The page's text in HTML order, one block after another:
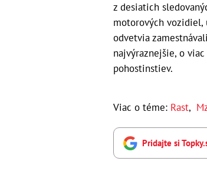
z desiatich
motorových vozidiel,
odvetvia
najvýraznejšie, o
pohostinstiev.
Viac o téme: Rast,
Pridajte si